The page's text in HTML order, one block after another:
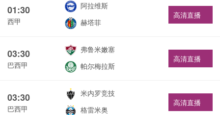
01:30
西甲
阿拉维斯
赫塔菲
高清直播
03:30
巴西甲
弗鲁米嫩塞
帕尔梅拉斯
高清直播
03:30
巴西甲
米内罗竞技
格雷米奥
高清直播